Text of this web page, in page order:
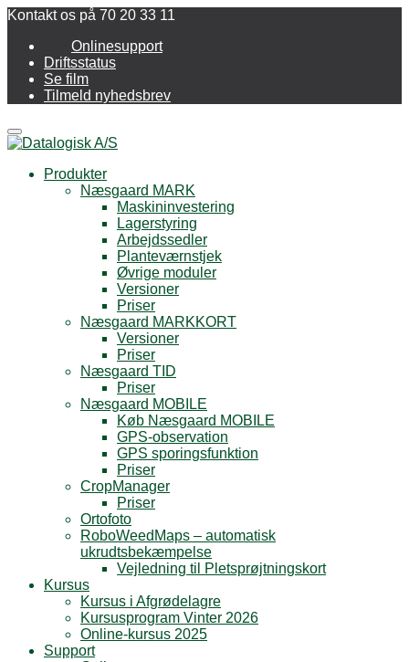
Kontakt os på 70 20 33 11
Onlinesupport
Driftsstatus
Se film
Tilmeld nyhedsbrev
Menu
Produkter
Næsgaard MARK
Maskininvestering
Lagerstyring
Arbejdssedler
Planteværnstjek
Øvrige moduler
Versioner
Priser
Næsgaard MARKKORT
Versioner
Priser
Næsgaard TID
Priser
Næsgaard MOBILE
Køb Næsgaard MOBILE
GPS-observation
GPS sporingsfunktion
Priser
CropManager
Priser
Ortofoto
RoboWeedMaps – automatisk
ukrudtsbekæmpelse
Vejledning til Pletsprøjtningskort
Kursus
Kursus i Afgrødelagre
Kursusprogram Vinter 2026
Online-kursus 2025
Support